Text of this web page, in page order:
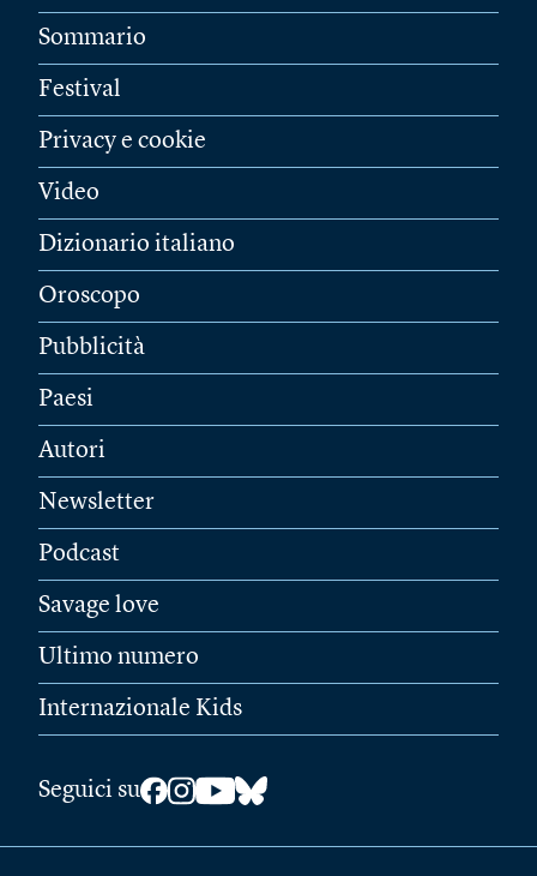
Sommario
Festival
Privacy e cookie
Video
Dizionario italiano
Oroscopo
Pubblicità
Paesi
Autori
Newsletter
Podcast
Savage love
Ultimo numero
Internazionale Kids
Seguici su